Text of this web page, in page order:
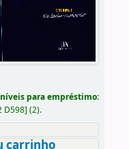
para empréstimo:
D598] (2).
carrinho